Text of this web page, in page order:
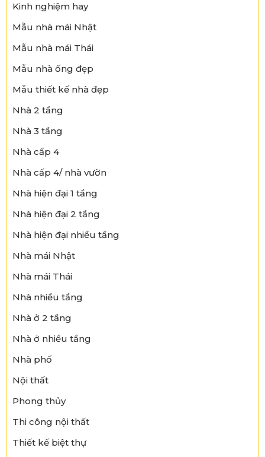
Kinh nghiệm hay
Mẫu nhà mái Nhật
Mẫu nhà mái Thái
Mẫu nhà ống đẹp
Mẫu thiết kế nhà đẹp
Nhà 2 tầng
Nhà 3 tầng
Nhà cấp 4
Nhà cấp 4/ nhà vườn
Nhà hiện đại 1 tầng
Nhà hiện đại 2 tầng
Nhà hiện đại nhiều tầng
Nhà mái Nhật
Nhà mái Thái
Nhà nhiều tầng
Nhà ở 2 tầng
Nhà ở nhiều tầng
Nhà phố
Nội thất
Phong thủy
Thi công nội thất
Thiết kế biệt thự